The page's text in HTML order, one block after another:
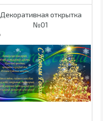
Декоративная открытка
№01